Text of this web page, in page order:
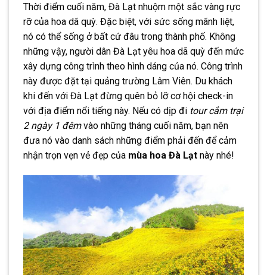
Thời điểm cuối năm, Đà Lạt nhuộm một sắc vàng rực
rỡ của hoa dã quỳ. Đặc biệt, với sức sống mãnh liệt,
nó có thể sống ở bất cứ đâu trong thành phố. Không
những vậy, người dân Đà Lạt yêu hoa dã quỳ đến mức
xây dựng công trình theo hình dáng của nó. Công trình
này được đặt tại quảng trường Lâm Viên. Du khách
khi đến với Đà Lạt đừng quên bỏ lỡ cơ hội check-in
với địa điểm nổi tiếng này. Nếu có dịp đi tour cắm trại
2 ngày 1 đêmvào những tháng cuối năm, bạn nên
đưa nó vào danh sách những điểm phải đến để cảm
nhận trọn vẹn vẻ đẹp của mùa hoa Đà Lạt này nhé!